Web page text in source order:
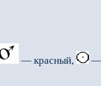
— красный, —